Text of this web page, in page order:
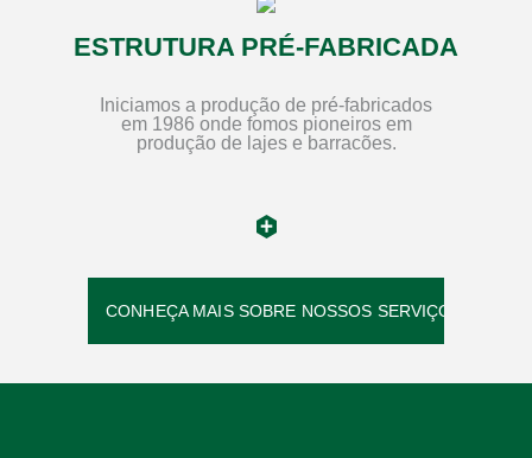
ESTRUTURA PRÉ-FABRICADA
Iniciamos a produção de pré-fabricados
em 1986 onde fomos pioneiros em
produção de lajes e barracões.
CONHEÇA MAIS SOBRE NOSSOS SERVIÇOS